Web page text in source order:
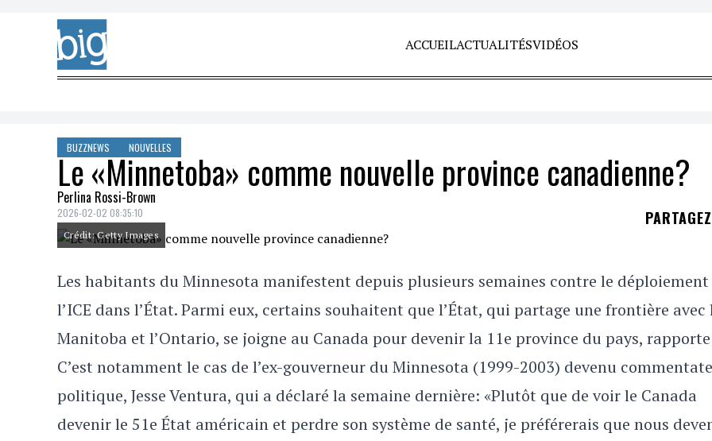
Skip to content
ACCUEILACTUALITÉSVIDÉOS
BUZZNEWS NOUVELLES
Le «Minnetoba» comme nouvelle province canadienne?
Perlina Rossi-Brown
2026-02-02 08:35:10 PARTAGEZ
Crédit: Getty Images
Les habitants du Minnesota manifestent depuis plusieurs semaines contre le déploiement
l’ICE dans l’État. Parmi eux, certains souhaitent que l’État, qui partage une frontière avec
Manitoba et l’Ontario, se joigne au Canada pour devenir la 11e province du pays, rapporte
C’est notamment le cas de l’ex-gouverneur du Minnesota (1999-2003) devenu
politique, Jesse Ventura, qui a déclaré la semaine dernière: «Plutôt que de voir le Canada
devenir le 51e État américain et perdre son système de santé, je préférerais que nous